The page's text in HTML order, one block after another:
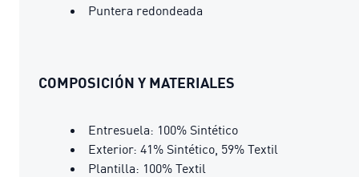
Puntera redondeada
COMPOSICIÓN Y MATERIALES
Entresuela: 100% Sintético
Exterior: 41% Sintético, 59% Textil
Plantilla: 100% Textil